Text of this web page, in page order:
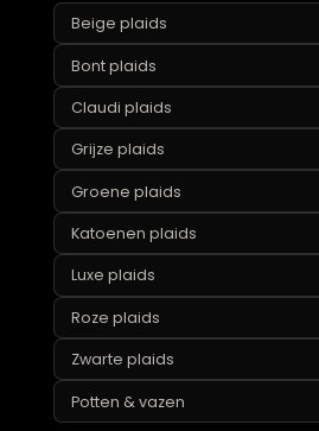
Gouden ornamenten
Paasdecoratie en
Panterprint woonaccessoires
Plaids
Beige plaids
Bont plaids
Claudi plaids
Grijze plaids
Groene plaids